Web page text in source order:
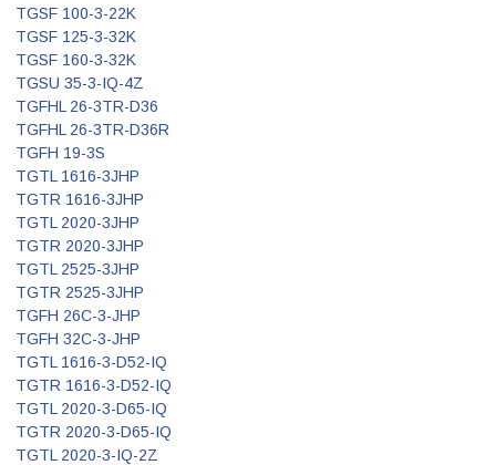
TGSF 100-3-22K
TGSF 125-3-32K
TGSF 160-3-32K
TGSU 35-3-IQ-4Z
TGFHL 26-3TR-D36
TGFHL 26-3TR-D36R
TGFH 19-3S
TGTL 1616-3JHP
TGTR 1616-3JHP
TGTL 2020-3JHP
TGTR 2020-3JHP
TGTL 2525-3JHP
TGTR 2525-3JHP
TGFH 26C-3-JHP
TGFH 32C-3-JHP
TGTL 1616-3-D52-IQ
TGTR 1616-3-D52-IQ
TGTL 2020-3-D65-IQ
TGTR 2020-3-D65-IQ
TGTL 2020-3-IQ-2Z